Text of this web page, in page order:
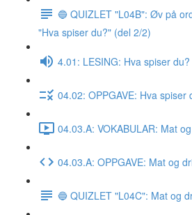
🔵 QUIZLET "L04B": Øv på
"Hva spiser du?" (del 2/2)
4.01: LESING: Hva spiser du?
04.02: OPPGAVE: Hva spiser
04.03.A: VOKABULAR: Mat
04.03.A: OPPGAVE: Mat og
🔵 QUIZLET "L04C": Mat og